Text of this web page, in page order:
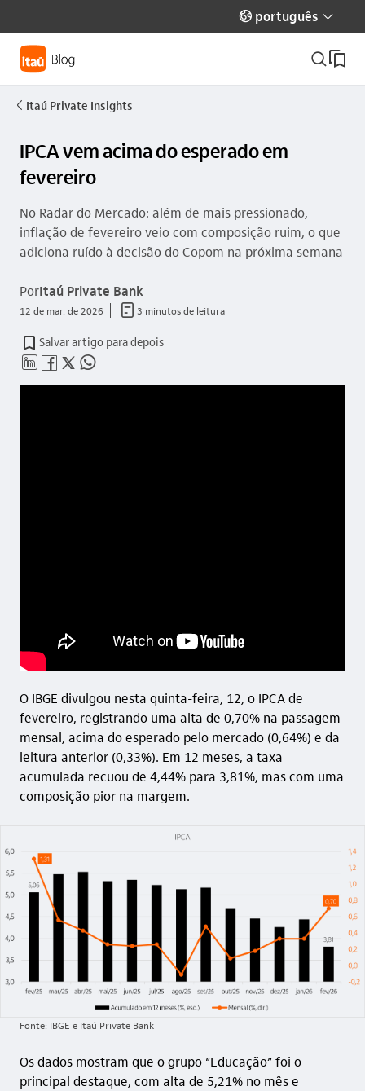
globo_outline português seta_baixo
busca_outline
seta_esquerda Itaú Private Insights
IPCA vem acima do esperado em
fevereiro
No Radar do Mercado: além de mais pressionado,
inflação de fevereiro veio com composição ruim, o que
adiciona ruído à decisão do Copom na próxima semana
PorItaú Private Bank
12 de mar. de 2026 documento_outline 3 minutos de leitura
Salvar artigo para depois
linkedin_base facebook_outline twitter_outline whatsapp_outline
O IBGE divulgou nesta quinta-feira, 12, o IPCA de
fevereiro, registrando uma alta de 0,70% na passagem
mensal, acima do esperado pelo mercado (0,64%) e da
leitura anterior (0,33%). Em 12 meses, a taxa
acumulada recuou de 4,44% para 3,81%, mas com uma
composição pior na margem.
Fonte: IBGE e Itaú Private Bank
Os dados mostram que o grupo “Educação” foi o
principal destaque, com alta de 5,21% no mês e